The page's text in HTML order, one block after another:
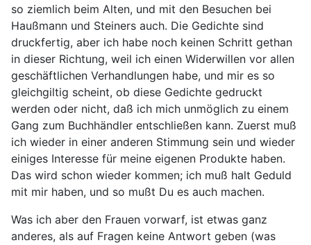
so ziemlich beim Alten, und mit den Besuchen bei
Haußmann und Steiners auch. Die Gedichte sind
druckfertig, aber ich habe noch keinen Schritt gethan
in dieser Richtung, weil ich einen Widerwillen vor allen
geschäftlichen Verhandlungen habe, und mir es so
gleichgiltig scheint, ob diese Gedichte gedruckt
werden oder nicht, daß ich mich unmöglich zu einem
Gang zum Buchhändler entschließen kann. Zuerst muß
ich wieder in einer anderen Stimmung sein und wieder
einiges Interesse für meine eigenen Produkte haben.
Das wird schon wieder kommen; ich muß halt Geduld
mit mir haben, und so mußt Du es auch machen.
Was ich aber den Frauen vorwarf, ist etwas ganz
anderes, als auf Fragen keine Antwort geben (was